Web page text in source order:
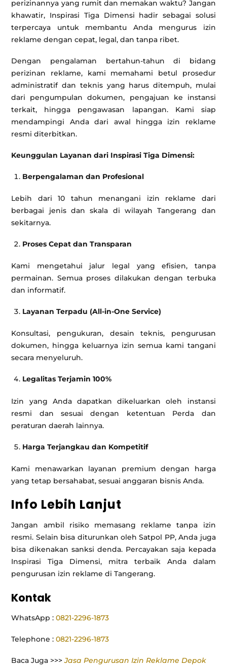
perizinannya yang rumit dan memakan waktu? Jangan
khawatir, Inspirasi Tiga Dimensi hadir sebagai solusi
terpercaya untuk membantu Anda mengurus izin
reklame dengan cepat, legal, dan tanpa ribet.
Dengan pengalaman bertahun-tahun di bidang
perizinan reklame, kami memahami betul prosedur
administratif dan teknis yang harus ditempuh, mulai
dari pengumpulan dokumen, pengajuan ke instansi
terkait, hingga pengawasan lapangan. Kami siap
mendampingi Anda dari awal hingga izin reklame
resmi diterbitkan.
Keunggulan Layanan dari Inspirasi Tiga Dimensi:
Berpengalaman dan Profesional
Lebih dari 10 tahun menangani izin reklame dari
berbagai jenis dan skala di wilayah Tangerang dan
sekitarnya.
Proses Cepat dan Transparan
Kami mengetahui jalur legal yang efisien, tanpa
permainan. Semua proses dilakukan dengan terbuka
dan informatif.
Layanan Terpadu (All-in-One Service)
Konsultasi, pengukuran, desain teknis, pengurusan
dokumen, hingga keluarnya izin semua kami tangani
secara menyeluruh.
Legalitas Terjamin 100%
Izin yang Anda dapatkan dikeluarkan oleh instansi
resmi dan sesuai dengan ketentuan Perda dan
peraturan daerah lainnya.
Harga Terjangkau dan Kompetitif
Kami menawarkan layanan premium dengan harga
yang tetap bersahabat, sesuai anggaran bisnis Anda.
Info Lebih Lanjut
Jangan ambil risiko memasang reklame tanpa izin
resmi. Selain bisa diturunkan oleh Satpol PP, Anda juga
bisa dikenakan sanksi denda. Percayakan saja kepada
Inspirasi Tiga Dimensi, mitra terbaik Anda dalam
pengurusan izin reklame di Tangerang.
Kontak
WhatsApp :0821-2296-1873
Telephone :0821-2296-1873
Baca Juga >>>Jasa Pengurusan Izin Reklame Depok